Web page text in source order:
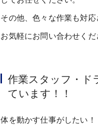
その他、色々な作業も対応
お気軽にお問い合わせくだ
作業スタッフ・ド
ています！！
体を動かす仕事がしたい！